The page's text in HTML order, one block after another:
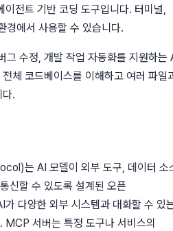
전트 기반 코딩 도구입니다. 터미널,
경에서 사용할 수 있습니다.
수정, 개발 작업 자동화를 지원하는
체 코드베이스를 이해하고 여러 파일
.
는 AI 모델이 외부 도구, 데이터 소
신할 수 있도록 설계된 오픈
가 다양한 외부 시스템과 대화할 수 있
서버는 특정 도구나 서비스의